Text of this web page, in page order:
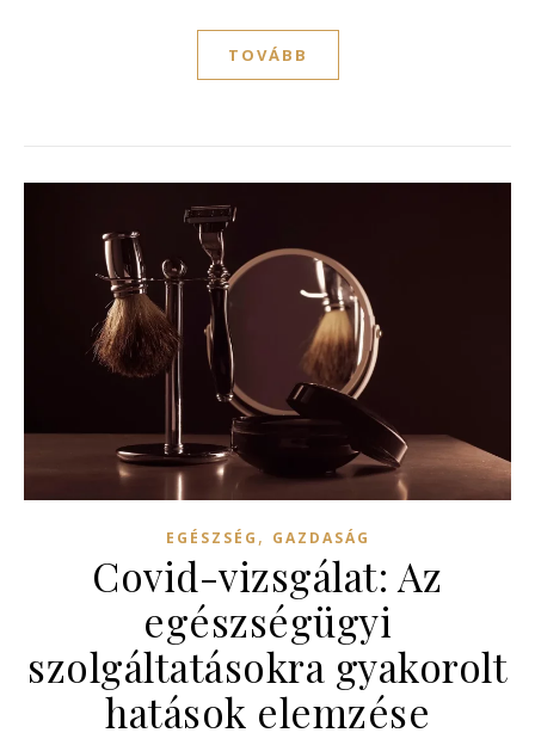
TOVÁBB
EGÉSZSÉG , GAZDASÁG
Covid-vizsgálat: Az
egészségügyi
szolgáltatásokra gyakorolt
hatások elemzése